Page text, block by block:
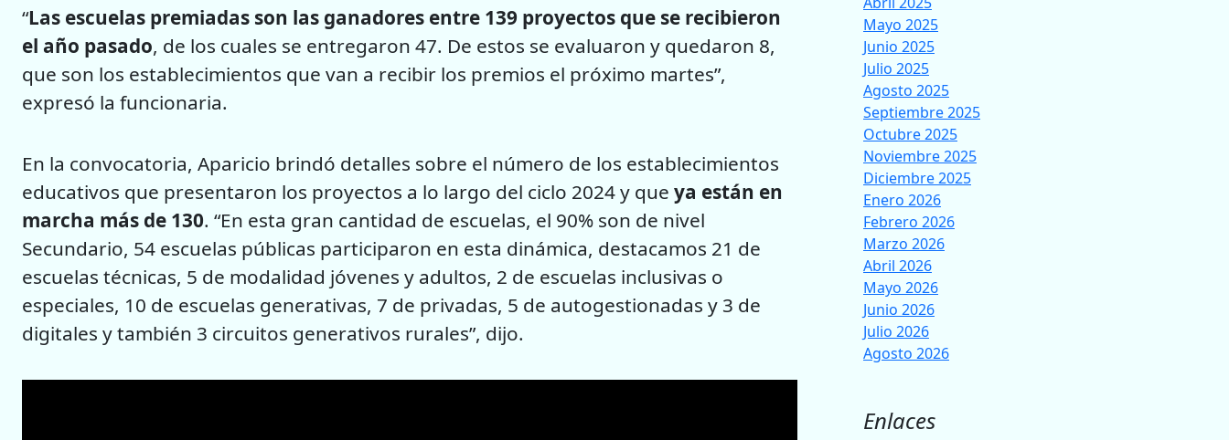
“Las escuelas premiadas son las ganadores entre 139 proyectos que se recibieron
el año pasado, de los cuales se entregaron 47. De estos se evaluaron y quedaron 8,
que son los establecimientos que van a recibir los premios el próximo martes”,
expresó la funcionaria.
En la convocatoria, Aparicio brindó detalles sobre el número de los establecimientos
educativos que presentaron los proyectos a lo largo del ciclo 2024 y que ya están en
marcha más de 130. “En esta gran cantidad de escuelas, el 90% son de nivel
Secundario, 54 escuelas públicas participaron en esta dinámica, destacamos 21 de
escuelas técnicas, 5 de modalidad jóvenes y adultos, 2 de escuelas inclusivas o
especiales, 10 de escuelas generativas, 7 de privadas, 5 de autogestionadas y 3 de
digitales y también 3 circuitos generativos rurales”, dijo.
Mayo 2025
Junio 2025
Julio 2025
Agosto 2025
Septiembre 2025
Octubre 2025
Noviembre 2025
Diciembre 2025
Enero 2026
Febrero 2026
Marzo 2026
Abril 2026
Mayo 2026
Junio 2026
Julio 2026
Agosto 2026
Enlaces